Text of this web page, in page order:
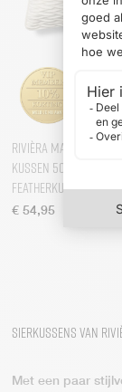
Rivièra Maison
Kussen 50×50
Featherkussen
€54,95
Sierkussens van
Met een paar